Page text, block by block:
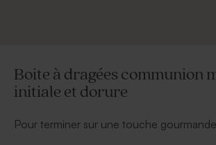
Boite à dragées communion
initiale et dorure
Pour terminer sur une touche